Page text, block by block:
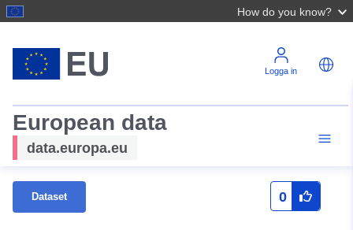
How do you know?
Logga in
European data
data.europa.eu
Dataset 0